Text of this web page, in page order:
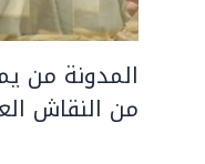
المدونة من
من النقاش